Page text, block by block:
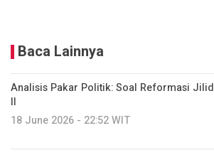
Baca Lainnya
Analisis Pakar Politik: Soal Reformasi Jilid
II
18 June 2026 - 22:52 WIT